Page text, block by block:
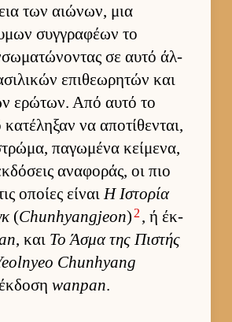
των αιώνων, μια
συγ­γραφέων το
σε αυτό άλ­
επιθεωρητών και
ερώτων. Από αυτό το
να αποτίθενται,
παγωμένα κεί­μενα,
αναφοράς, οι πιο
οποίες εί­ναιΗ Ιστορία
(Chunhyangjeon) 2 , ή έκ­
, και Το Άσμα της Πιστής
Chunhyang
wanpan.